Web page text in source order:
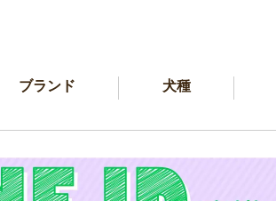
ブランド 犬種